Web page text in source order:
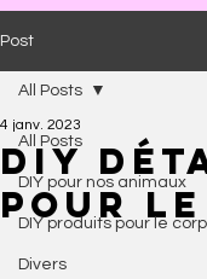
Post
All Posts
DIY pour nos animaux
DIY produits pour le
Divers
All Posts
DIY
pour
4 janv. 2023